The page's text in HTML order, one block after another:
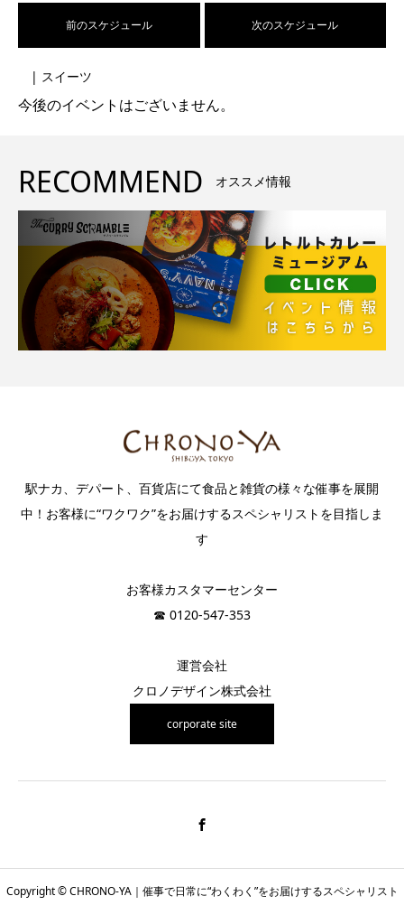
前のスケジュール 次のスケジュール
| スイーツ
今後のイベントはございません。
RECOMMEND オススメ情報
駅ナカ、デパート、百貨店にて食品と雑貨の様々な催事を展開
中！お客様に“ワクワク”をお届けするスペシャリストを目指しま
す
お客様カスタマーセンター
☎︎ 0120-547-353
運営会社
クロノデザイン株式会社
corporate site
Copyright © CHRONO-YA｜催事で日常に“わくわく”をお届けするスペシャリスト